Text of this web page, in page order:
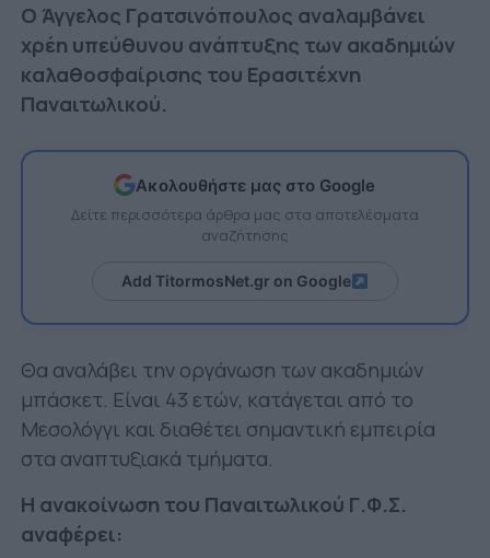
Ο Άγγελος Γρατσινόπουλος αναλαμβάνει
χρέη υπεύθυνου ανάπτυξης των ακαδημιών
καλαθοσφαίρισης του Ερασιτέχνη
Παναιτωλικού.
Ακολουθήστε μας στο Google
Δείτε περισσότερα άρθρα μας στα αποτελέσματα
αναζήτησης
Add TitormosNet.gr on Google
Θα αναλάβει την οργάνωση των ακαδημιών
μπάσκετ. Είναι 43 ετών, κατάγεται από το
Μεσολόγγι και διαθέτει σημαντική εμπειρία
στα αναπτυξιακά τμήματα.
Η ανακοίνωση του Παναιτωλικού Γ.Φ.Σ.
αναφέρει: